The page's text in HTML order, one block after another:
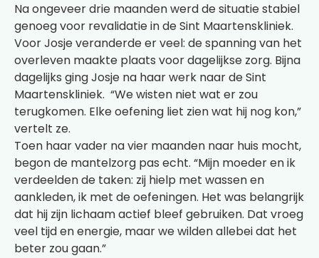
Na ongeveer drie maanden werd de situatie stabiel
genoeg voor revalidatie in de Sint Maartenskliniek.
Voor Josje veranderde er veel: de spanning van het
overleven maakte plaats voor dagelijkse zorg. Bijna
dagelijks ging Josje na haar werk naar de Sint
Maartenskliniek. “We wisten niet wat er zou
terugkomen. Elke oefening liet zien wat hij nog kon,”
vertelt ze.
Toen haar vader na vier maanden naar huis mocht,
begon de mantelzorg pas echt. “Mijn moeder en ik
verdeelden de taken: zij hielp met wassen en
aankleden, ik met de oefeningen. Het was belangrijk
dat hij zijn lichaam actief bleef gebruiken. Dat vroeg
veel tijd en energie, maar we wilden allebei dat het
beter zou gaan.”